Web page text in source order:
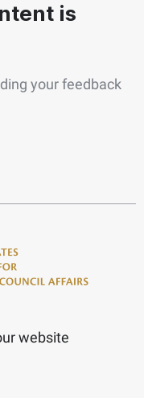
is
your feedback
website